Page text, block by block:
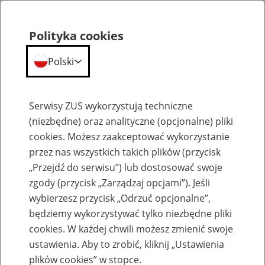
Emerytury
Baza zlikwidowanych lub
przekształconych zakładów pracy
Polityka cookies
Polski
Serwisy ZUS wykorzystują techniczne
(niezbędne) oraz analityczne (opcjonalne) pliki
cookies. Możesz zaakceptować wykorzystanie
przez nas wszystkich takich plików (przycisk
„Przejdź do serwisu”) lub dostosować swoje
zgody (przycisk „Zarządzaj opcjami”). Jeśli
wybierzesz przycisk „Odrzuć opcjonalne”,
będziemy wykorzystywać tylko niezbędne pliki
cookies. W każdej chwili możesz zmienić swoje
ustawienia. Aby to zrobić, kliknij „Ustawienia
plików cookies” w stopce.